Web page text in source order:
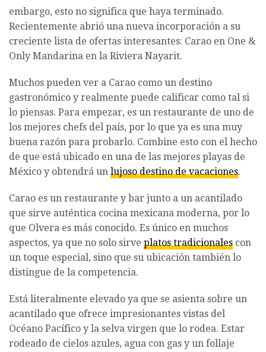
embargo, esto no significa que haya terminado.
Recientemente abrió una nueva incorporación a su
creciente lista de ofertas interesantes: Carao en One &
Only Mandarina en la Riviera Nayarit.
Muchos pueden ver a Carao como un destino
gastronómico y realmente puede calificar como tal si
lo piensas. Para empezar, es un restaurante de uno de
los mejores chefs del país, por lo que ya es una muy
buena razón para probarlo. Combine esto con el hecho
de que está ubicado en una de las mejores playas de
México y obtendrá un lujoso destino de vacaciones.
Carao es un restaurante y bar junto a un acantilado
que sirve auténtica cocina mexicana moderna, por lo
que Olvera es más conocido. Es único en muchos
aspectos, ya que no solo sirve platos tradicionales con
un toque especial, sino que su ubicación también lo
distingue de la competencia.
Está literalmente elevado ya que se asienta sobre un
acantilado que ofrece impresionantes vistas del
Océano Pacífico y la selva virgen que lo rodea. Estar
rodeado de cielos azules, agua con gas y un follaje